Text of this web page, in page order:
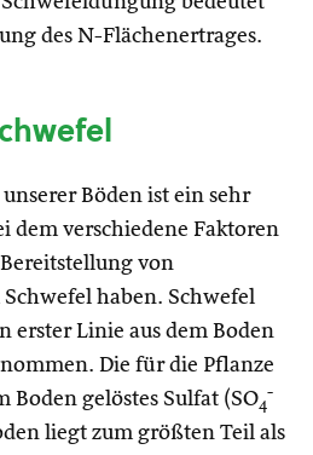
des N-Flächenertrages.
Böden ist ein sehr
dem verschiedene Faktoren
von
haben. Schwefel
erster Linie aus dem Boden
Die für die Pflanze
Boden gelöstes Sulfat (SO4
-
liegt zum größten Teil als